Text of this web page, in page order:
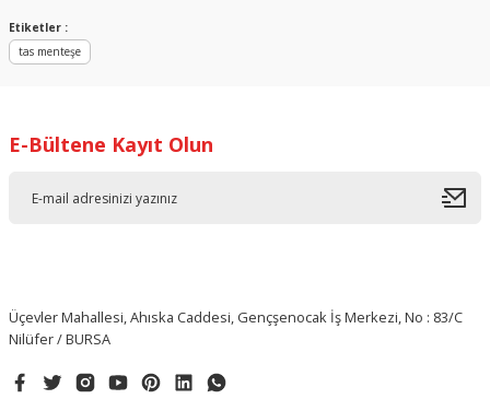
33,67 ₺
Etiketler :
tas menteşe
E-Bültene Kayıt Olun
Üçevler Mahallesi, Ahıska Caddesi, Gençşenocak İş Merkezi, No : 83/C
Nilüfer / BURSA